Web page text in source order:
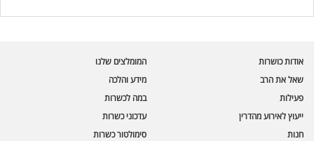
אודות כושרות
שאל את הרב
פעילות
ייעוץ לאירוע מהדרין
המומלצים שלנו
מידע והלכה
במה לכשרות
עדכוני כשרות
חנות
סימולטור כשרות
🪲 בדיקת חרקים
מספר כושרות ומאמרי האתר